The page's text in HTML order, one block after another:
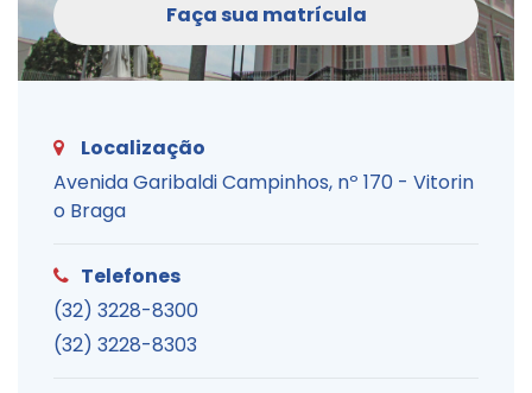
Faça sua matrícula
Localização
Avenida Garibaldi Campinhos, nº 170 - Vitorin
o Braga
Telefones
(32) 3228-8300
(32) 3228-8303